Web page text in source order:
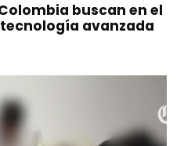
buscan en el
avanzada